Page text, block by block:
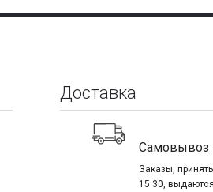
Доставка
Самовывоз
Заказы,
15:30,